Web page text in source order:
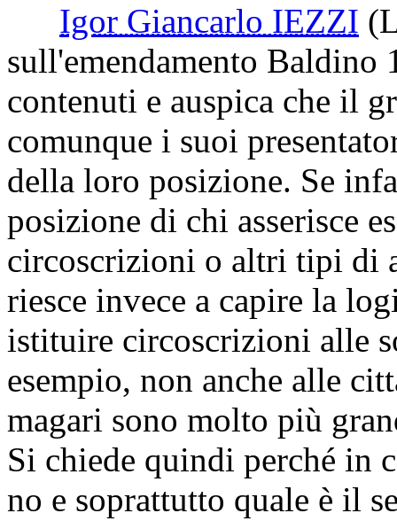
Igor Giancarlo IEZZI
sull'emendamento Baldino
contenuti e auspica che il
comunque i suoi
della loro posizione. Se
posizione di chi asserisce
circoscrizioni o altri tipi di
riesce invece a capire la
istituire circoscrizioni alle
esempio, non anche alle
magari sono molto più
Si chiede quindi perché in
no e soprattutto quale è il